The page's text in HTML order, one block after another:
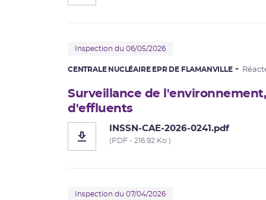
Inspection du 06/05/2026
CENTRALE NUCLÉAIRE EPR DE FLAMANVILLE
Surveillance de
d'effluents
INSSN-CAE-2026-0241.pdf
(PDF - 216.92 Ko )
Inspection du 07/04/2026